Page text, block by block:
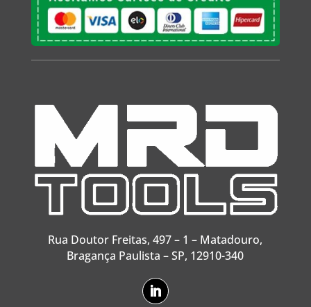
Rua Doutor Freitas, 497 – 1 – Matadouro,
Bragança Paulista – SP, 12910-340